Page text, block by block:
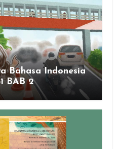
Bahasa Indonesia
BAB 2